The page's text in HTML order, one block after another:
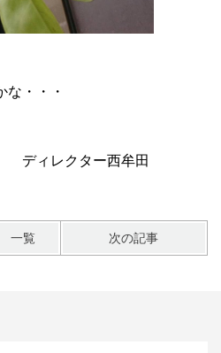
な・・・
ー西牟田
一覧 次の記事